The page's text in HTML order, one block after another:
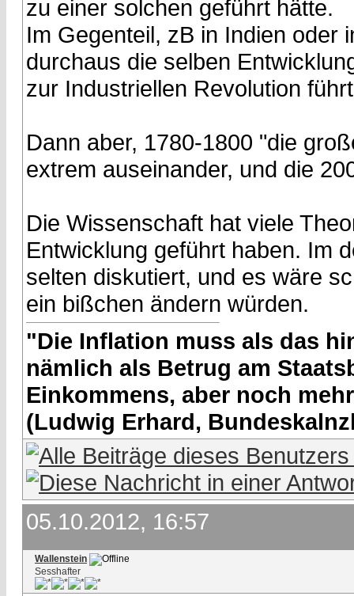
zu einer solchen geführt hätte.
Im Gegenteil, zB in Indien oder
durchaus die selben
zur Industriellen Revolution
Dann aber, 1780-1800 "die
extrem auseinander, und die
Die Wissenschaft hat viele
Entwicklung geführt haben. Im
selten diskutiert, und es wäre
ein bißchen ändern würden.
"Die Inflation muss als das
nämlich als Betrug am
Einkommens, aber noch
(Ludwig Erhard,
05.10.2012, 16:57
Wallenstein
Sesshafter